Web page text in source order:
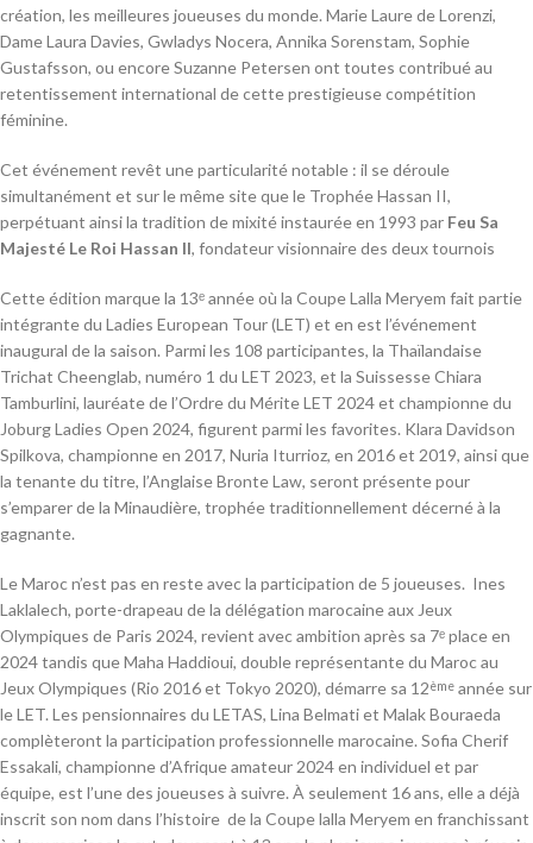
création, les meilleures joueuses du monde. Marie Laure de Lorenzi,
Dame Laura Davies, Gwladys Nocera, Annika Sorenstam, Sophie
Gustafsson, ou encore Suzanne Petersen ont toutes contribué au
retentissement international de cette prestigieuse compétition
féminine.
Cet événement revêt une particularité notable : il se déroule
simultanément et sur le même site que le Trophée Hassan II,
perpétuant ainsi la tradition de mixité instaurée en 1993 par Feu Sa
Majesté Le Roi Hassan II, fondateur visionnaire des deux tournois
Cette édition marque la 13ᵉ année où la Coupe Lalla Meryem fait partie
intégrante du Ladies European Tour (LET) et en est l’événement
inaugural de la saison. Parmi les 108 participantes, la Thaïlandaise
Trichat Cheenglab, numéro 1 du LET 2023, et la Suissesse Chiara
Tamburlini, lauréate de l’Ordre du Mérite LET 2024 et championne du
Joburg Ladies Open 2024, figurent parmi les favorites. Klara Davidson
Spilkova, championne en 2017, Nuria Iturrioz, en 2016 et 2019, ainsi que
la tenante du titre, l’Anglaise Bronte Law, seront présente pour
s’emparer de la Minaudière, trophée traditionnellement décerné à la
gagnante.
Le Maroc n’est pas en reste avec la participation de 5 joueuses. Ines
Laklalech, porte-drapeau de la délégation marocaine aux Jeux
Olympiques de Paris 2024, revient avec ambition après sa 7ᵉ place en
2024 tandis que Maha Haddioui, double représentante du Maroc au
Jeux Olympiques (Rio 2016 et Tokyo 2020), démarre sa 12ème année sur
le LET. Les pensionnaires du LETAS, Lina Belmati et Malak Bouraeda
complèteront la participation professionnelle marocaine. Sofia Cherif
Essakali, championne d’Afrique amateur 2024 en individuel et par
équipe, est l’une des joueuses à suivre. À seulement 16 ans, elle a déjà
inscrit son nom dans l’histoire de la Coupe lalla Meryem en franchissant